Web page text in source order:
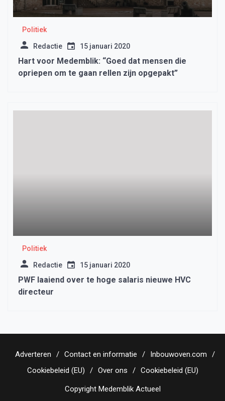
Politiek
Redactie 15 januari 2020
Hart voor Medemblik: “Goed dat mensen die
opriepen om te gaan rellen zijn opgepakt”
Politiek
Redactie 15 januari 2020
PWF laaiend over te hoge salaris nieuwe HVC
directeur
Adverteren Contact en informatie
Inbouwoven.com
Cookiebeleid (EU)
Over ons Cookiebeleid (EU)
Copyright Medemblik Actueel